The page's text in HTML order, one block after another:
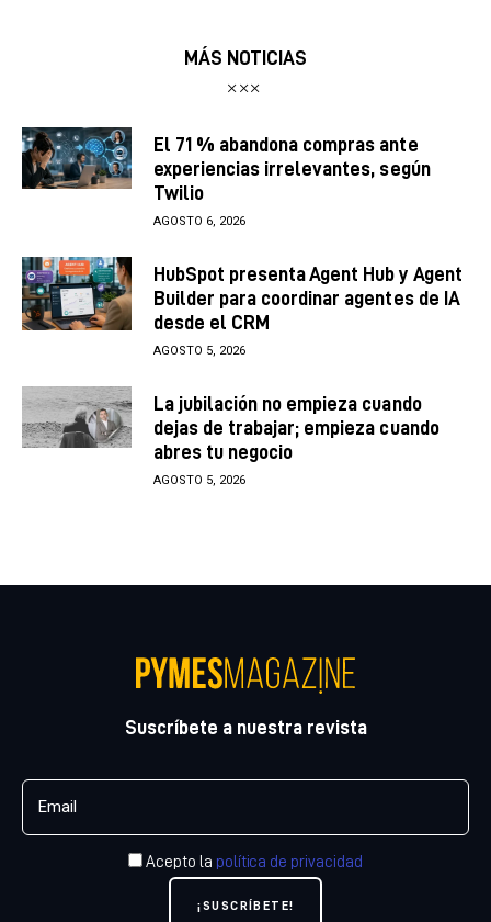
MÁS NOTICIAS
El 71 % abandona compras ante
experiencias irrelevantes, según
Twilio
AGOSTO 6, 2026
HubSpot presenta Agent Hub y Agent
Builder para coordinar agentes de IA
desde el CRM
AGOSTO 5, 2026
La jubilación no empieza cuando
dejas de trabajar; empieza cuando
abres tu negocio
AGOSTO 5, 2026
Suscríbete a nuestra revista
Acepto la política de privacidad